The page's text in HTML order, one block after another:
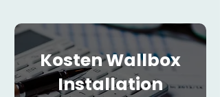
Kosten Wallbox
Installation